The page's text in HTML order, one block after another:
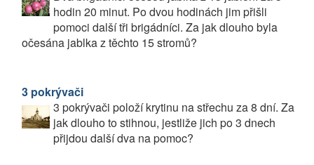
hodin 20 minut. Po dvou hodinách jim přišli
pomoci další tři brigádníci. Za jak dlouho byla
očesána jablka z těchto 15 stromů?
3 pokrývači
3 pokrývači položí krytinu na střechu za 8 dní. Za
jak dlouho to stihnou, jestliže jich po 3 dnech
přijdou další dva na pomoc?